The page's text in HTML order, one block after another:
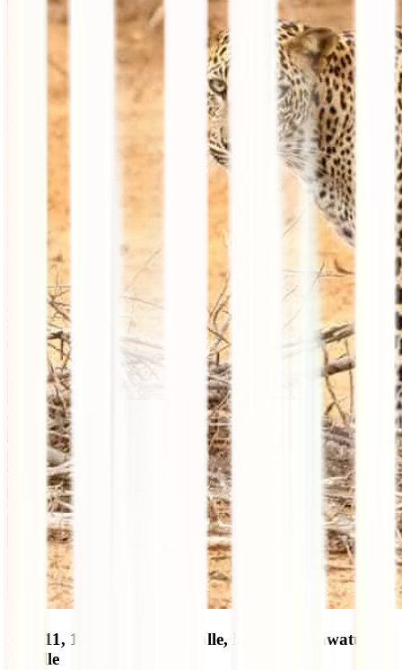
Días 11, 12, 13 y 14: Tangalle, Mirissa, Unawatuna
y Galle